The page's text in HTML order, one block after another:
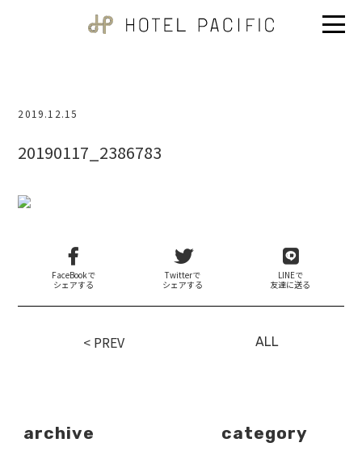
2019.12.15
20190117_2386783
FaceBookで
シェアする
Twitterで
シェアする
LINEで
友達に送る
< PREV ALL
archive category